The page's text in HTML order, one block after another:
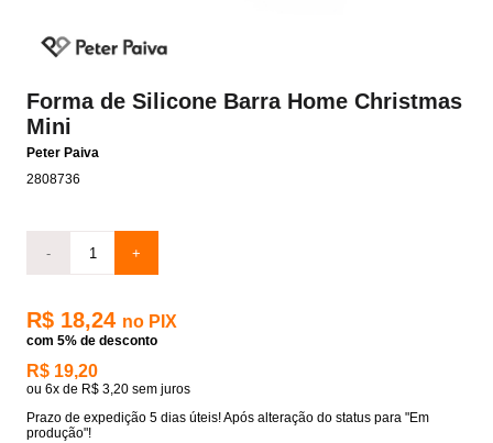
Forma de Silicone Barra Home Christmas
Mini
Peter Paiva
2808736
- +
R$ 18,24 no PIX
com 5% de desconto
R$ 19,20
ou6xde R$ 3,20 sem juros
Prazo de expedição 5 dias úteis! Após alteração do status para "Em
produção"!